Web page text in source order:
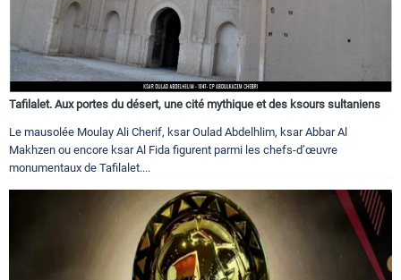
Tafilalet. Aux portes du désert, une cité mythique et des ksours sultaniens
Le mausolée Moulay Ali Cherif, ksar Oulad Abdelhlim, ksar Abbar Al
Makhzen ou encore ksar Al Fida figurent parmi les chefs-d’œuvre
monumentaux de Tafilalet....